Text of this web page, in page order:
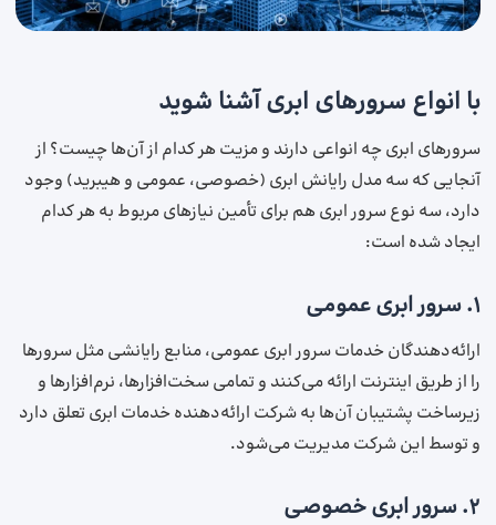
با انواع سرورهای ابری آشنا شوید
سرورهای ابری چه انواعی دارند و مزیت هر کدام از آن‌ها چیست؟ از
آنجایی ‌که سه مدل رایانش ابری (خصوصی، عمومی و هیبرید) وجود
دارد، سه نوع سرور ابری هم برای تأمین نیازهای مربوط به هر کدام
ایجاد شده است:
۱. سرور ابری عمومی
ارائه‌دهندگان خدمات سرور ابری عمومی، منابع رایانشی مثل سرورها
را از طریق اینترنت ارائه می‌کنند و تمامی سخت‌افزارها، نرم‌افزارها و
زیرساخت پشتیبان آن‌ها به شرکت ارائه‌دهنده خدمات ابری تعلق دارد
و توسط این شرکت مدیریت می‌شود.
۲. سرور ابری خصوصی